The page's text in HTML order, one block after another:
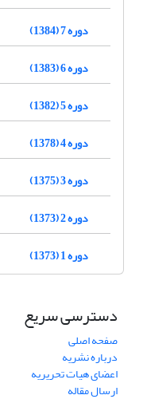
دوره 7 (1384)
دوره 6 (1383)
دوره 5 (1382)
دوره 4 (1378)
دوره 3 (1375)
دوره 2 (1373)
دوره 1 (1373)
دسترسی سریع
صفحه اصلی
درباره نشریه
اعضای هیات تحریریه
ارسال مقاله